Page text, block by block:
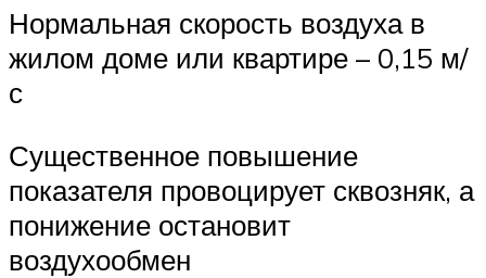
Нормальная скорость воздуха в
жилом доме или квартире – 0,15 м/
с
Существенное повышение
показателя провоцирует сквозняк, а
понижение остановит
воздухообмен